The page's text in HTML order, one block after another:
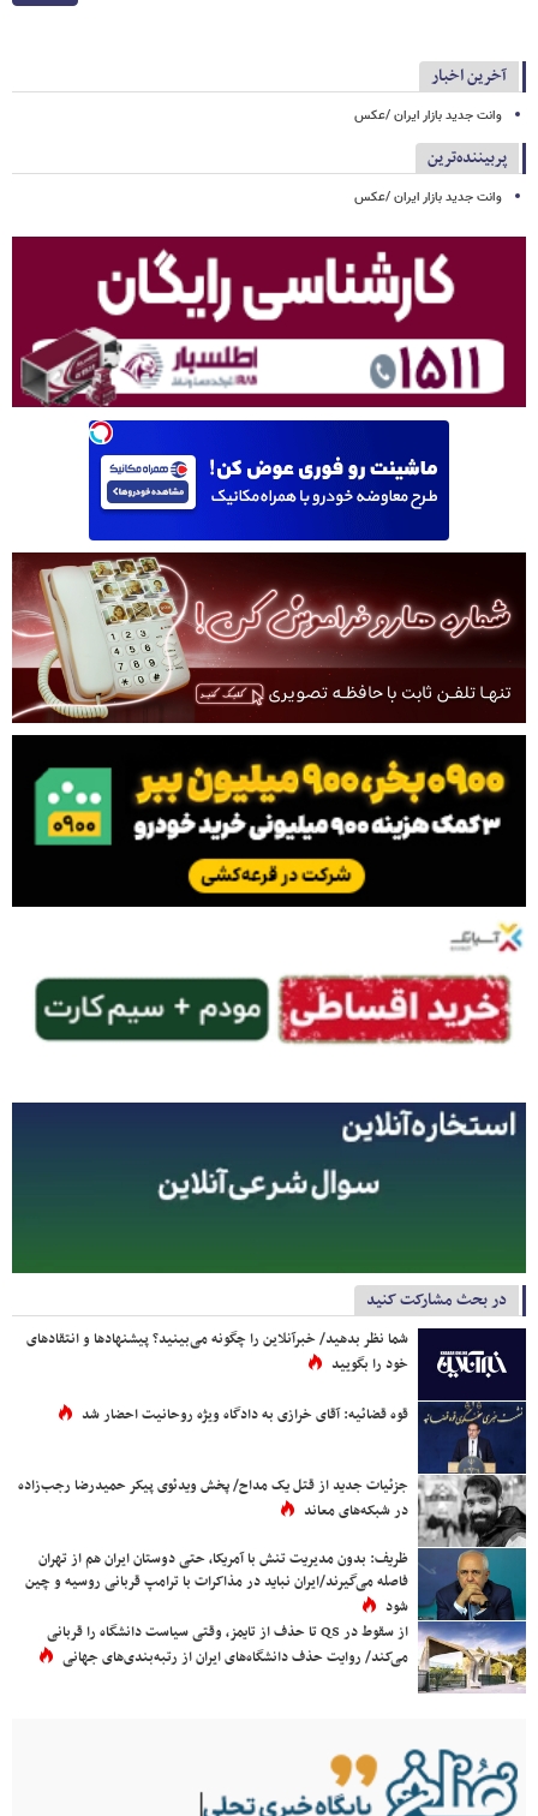
آخرین اخبار
وانت جدید بازار ایران /عکس
پربیننده‌ترین
وانت جدید بازار ایران /عکس
در بحث مشارکت کنید
شما نظر بدهید/ خبرآنلاین را چگونه می‌بینید؟ پیشنهادها و انتقادهای
خود را بگویید
قوه قضائیه: آقای خرازی به دادگاه ویژه روحانیت احضار شد
جزئیات جدید از قتل یک مداح/ پخش ویدئوی پیکر حمیدرضا رجب‌زاده
در شبکه‌های معاند
ظریف: بدون مدیریت تنش با آمریکا، حتی دوستان ایران هم از تهران
فاصله می‌گیرند/ایران نباید در مذاکرات با ترامپ قربانی روسیه و چین
شود
از سقوط در QS تا حذف از تایمز، وقتی سیاست دانشگاه را قربانی
می‌کند/ روایت حذف دانشگاه‌های ایران از رتبه‌بندی‌های جهانی